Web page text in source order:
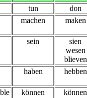
tun don
machen maken
sein
sien
wesen
blieven
haben hebben
können können